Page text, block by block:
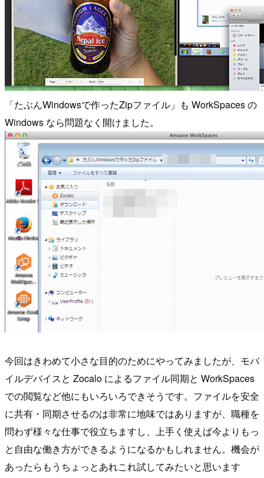
「たぶんWindowsで作ったZipファイル」も WorkSpaces の
Windows なら問題なく開けました。
今回はきわめて小さな目的のためにやってみましたが、モバ
イルデバイスと Zocalo によるファイル同期と WorkSpaces
での閲覧など他にもいろいろできそうです。ファイルを安全
に共有・同期させるのは非常に地味ではありますが、職種を
問わず様々な仕事で役立ちますし、上手く使えば今よりもっ
と自由な働き方ができるようになるかもしれません。機会が
あったらもうちょっとあれこれ試してみたいと思います